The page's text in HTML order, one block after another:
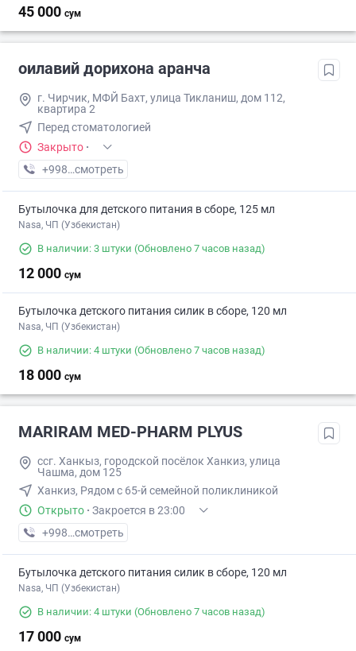
45 000 сум
оилавий дорихона аранча
г. Чирчик, МФЙ Бахт, улица Тикланиш, дом 112,
квартира 2
Перед стоматологией
Закрыто ·
+998 (97) XXX-XX-XX
смотреть
Бутылочка для детского питания в сборе, 125 мл
Nasa, ЧП (Узбекистан)
В наличии: 3 штуки (Обновлено 7 часов назад)
12 000 сум
Бутылочка детского питания силик в сборе, 120 мл
Nasa, ЧП (Узбекистан)
В наличии: 4 штуки (Обновлено 7 часов назад)
18 000 сум
MARIRAM MED-PHARM PLYUS
ссг. Ханкыз, городской посёлок Ханкиз, улица
Чашма, дом 125
Ханкиз, Рядом с 65-й семейной поликлиникой
Открыто · Закроется в 23:00
+998 (20) XXX-XX-XX
смотреть
Бутылочка детского питания силик в сборе, 120 мл
Nasa, ЧП (Узбекистан)
В наличии: 4 штуки (Обновлено 7 часов назад)
17 000 сум